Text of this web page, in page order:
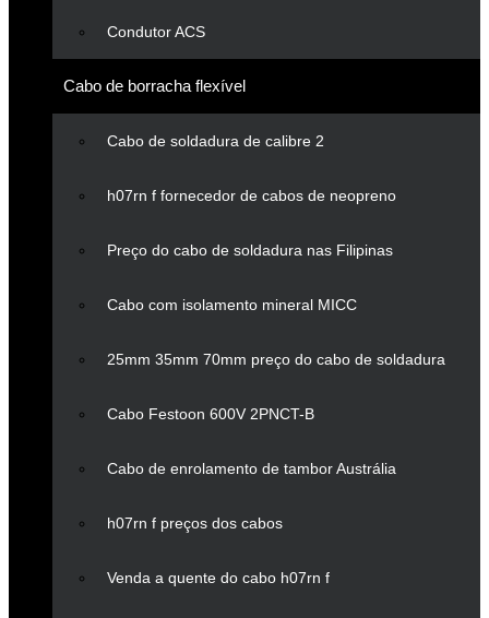
Condutor ACS
Cabo de borracha flexível
Cabo de soldadura de calibre 2
h07rn f fornecedor de cabos de neopreno
Preço do cabo de soldadura nas Filipinas
Cabo com isolamento mineral MICC
25mm 35mm 70mm preço do cabo de soldadura
Cabo Festoon 600V 2PNCT-B
Cabo de enrolamento de tambor Austrália
h07rn f preços dos cabos
Venda a quente do cabo h07rn f